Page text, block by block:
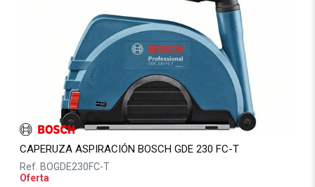
CAPERUZA ASPIRACIÓN BOSCH GDE 230 FC-T
Ref. BOGDE230FC-T
Oferta